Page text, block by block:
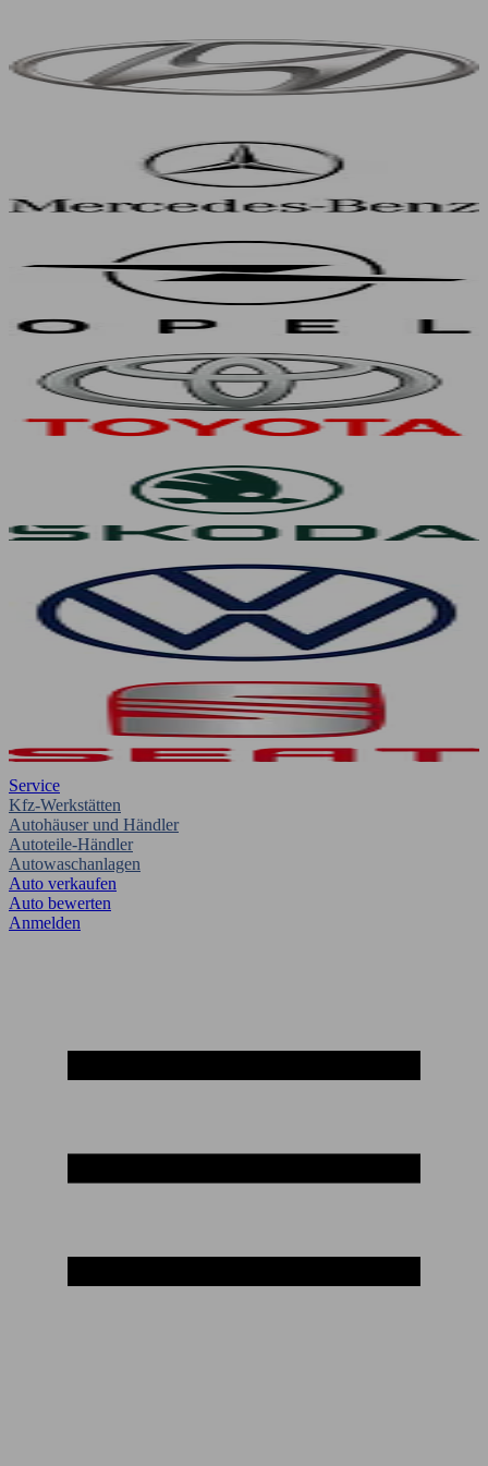
Service
Kfz-Werkstätten
Autohäuser und Händler
Autoteile-Händler
Autowaschanlagen
Auto verkaufen
Auto bewerten
Anmelden